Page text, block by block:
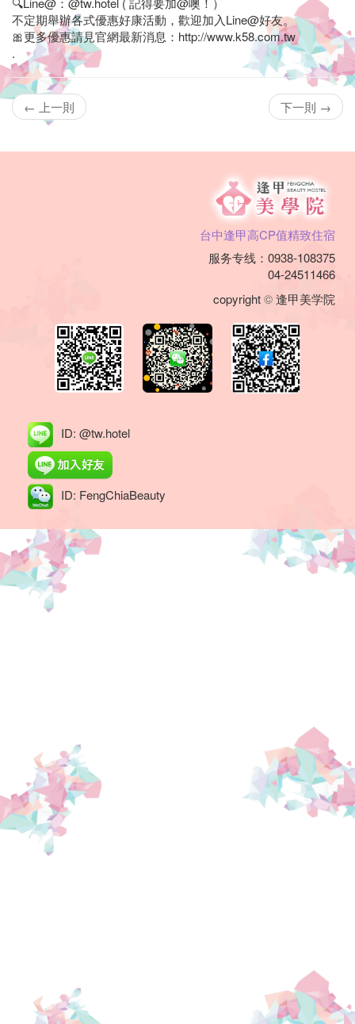
阖
家
旅
游、
背
适
合
的
租
屋
处
所。
不定期舉辦各式優惠好康活動，歡迎加入Line@好友。
🎀更多優惠請見官網最新消息：http://www.k58.com.tw
.
← 上一則 下一則 →
台中逢甲高CP值精致住宿
服务专线：0938-108375
04-24511466
copyright©逢甲美学院
ID: @tw.hotel
ID: FengChiaBeauty